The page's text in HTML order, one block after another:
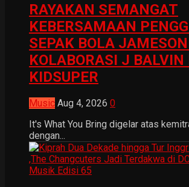
RAYAKAN SEMANGAT
KEBERSAMAAN
SEPAK BOLA
KOLABORASI J BALVIN
KIDSUPER
Music Aug 4, 2026 0
It's What You Bring digelar atas
dengan...